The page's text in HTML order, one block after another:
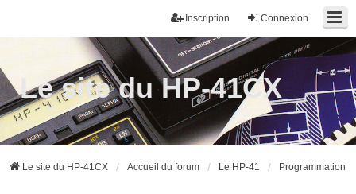
Connexion
Inscription
Le site du HP-41CX
Le site du HP-41CX Accueil du forum Le HP-41 Programmation